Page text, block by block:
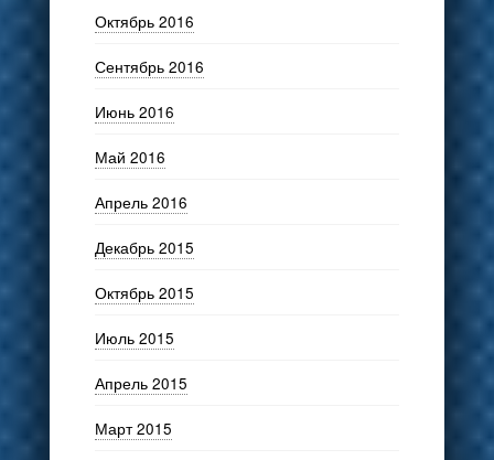
Октябрь 2016
Сентябрь 2016
Июнь 2016
Май 2016
Апрель 2016
Декабрь 2015
Октябрь 2015
Июль 2015
Апрель 2015
Март 2015